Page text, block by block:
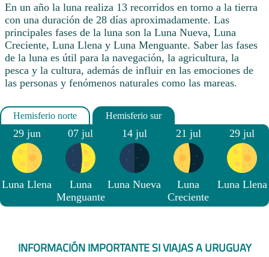
En un año la luna realiza 13 recorridos en torno a la tierra
con una duración de 28 días aproximadamente. Las
principales fases de la luna son la Luna Nueva, Luna
Creciente, Luna Llena y Luna Menguante. Saber las fases
de la luna es útil para la navegación, la agricultura, la
pesca y la cultura, además de influir en las emociones de
las personas y fenómenos naturales como las mareas.
29 jun
Luna Llena
07 jul
Luna
Menguante
14 jul
Luna Nueva
21 jul
Luna
Creciente
29 jul
Luna Llena
INFORMACIÓN IMPORTANTE SI VIAJAS A URUGUAY